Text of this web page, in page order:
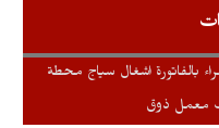
بالفاتورة اشغال سياج محطة